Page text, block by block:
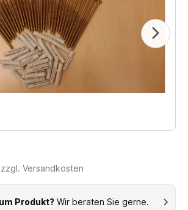
Versandkosten
Produkt? Wir beraten Sie gerne.